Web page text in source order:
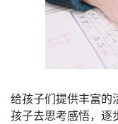
给孩子们提供丰富的
孩子去思考感悟，逐